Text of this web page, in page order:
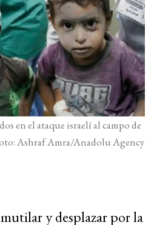
en el ataque israelí al campo de
Ashraf Amra/Anadolu Agency
y desplazar por la